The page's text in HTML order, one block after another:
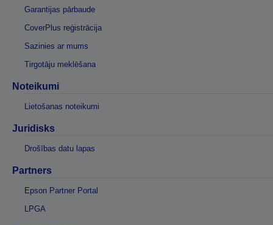
Garantijas pārbaude
CoverPlus reģistrācija
Sazinies ar mums
Tirgotāju meklēšana
Noteikumi
Lietošanas noteikumi
Juridisks
Drošības datu lapas
Partners
Epson Partner Portal
LPGA